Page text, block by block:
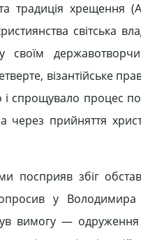
традиція хрещення
своїм
візантійське
спрощувало процес
прийняття
посприяв збіг
у Володимира
вимогу —